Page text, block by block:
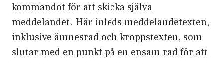
kommandot för att skicka själva
meddelandet. Här inleds meddelandetexten,
inklusive ämnesrad och kroppstexten, som
slutar med en punkt på en ensam rad för att